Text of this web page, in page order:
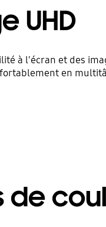
UHD
à l'écran et des
en
de